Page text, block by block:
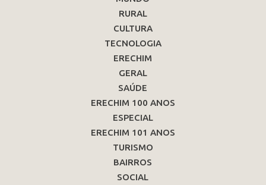
RURAL
CULTURA
TECNOLOGIA
ERECHIM
GERAL
SAÚDE
ERECHIM 100 ANOS
ESPECIAL
ERECHIM 101 ANOS
TURISMO
BAIRROS
SOCIAL